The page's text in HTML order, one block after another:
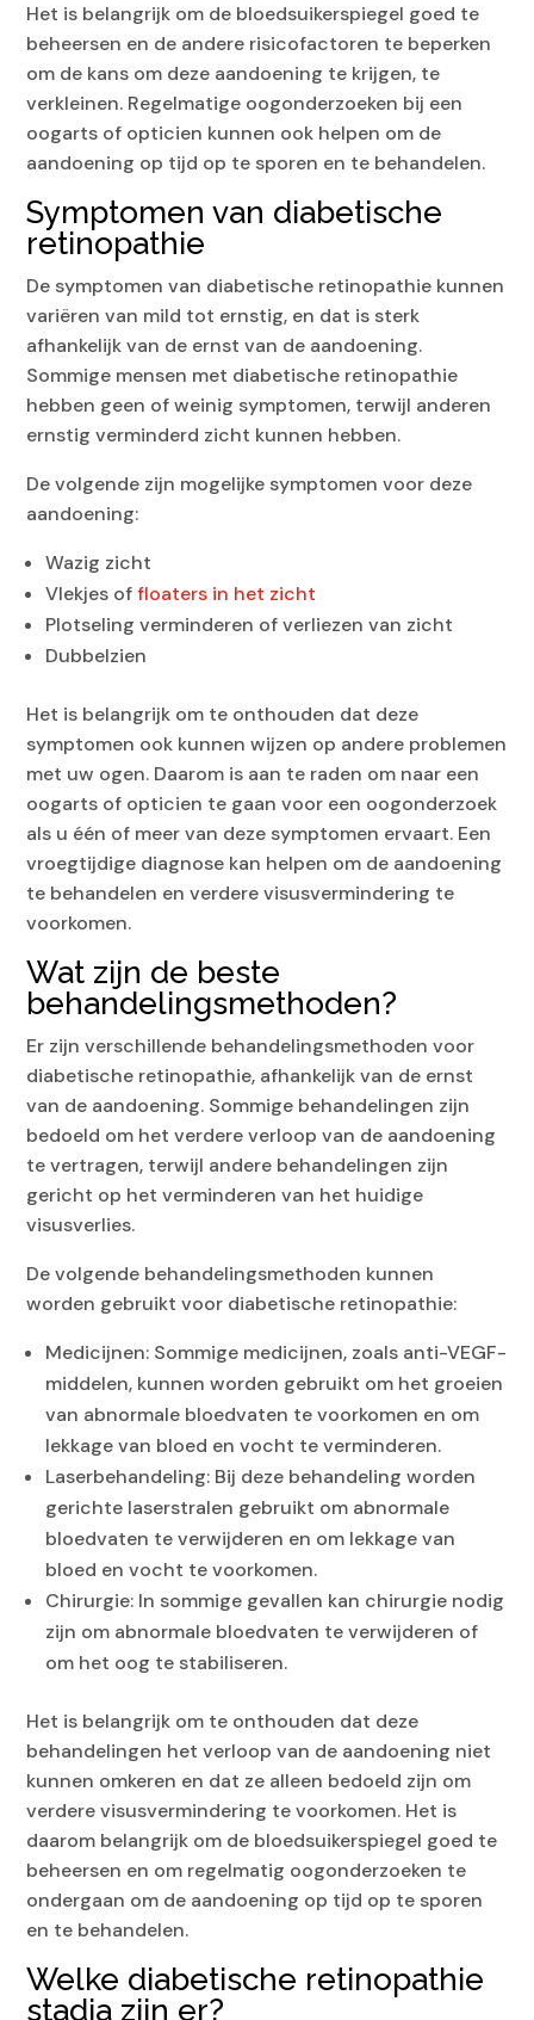
Het is belangrijk om de bloedsuikerspiegel goed te
beheersen en de andere risicofactoren te beperken
om de kans om deze aandoening te krijgen, te
verkleinen. Regelmatige oogonderzoeken bij een
oogarts of opticien kunnen ook helpen om de
aandoening op tijd op te sporen en te behandelen.
Symptomen van diabetische
retinopathie
De symptomen van diabetische retinopathie kunnen
variëren van mild tot ernstig, en dat is sterk
afhankelijk van de ernst van de aandoening.
Sommige mensen met diabetische retinopathie
hebben geen of weinig symptomen, terwijl anderen
ernstig verminderd zicht kunnen hebben.
De volgende zijn mogelijke symptomen voor deze
aandoening:
Wazig zicht
Vlekjes offloaters in het zicht
Plotseling verminderen of verliezen van zicht
Dubbelzien
Het is belangrijk om te onthouden dat deze
symptomen ook kunnen wijzen op andere problemen
met uw ogen. Daarom is aan te raden om naar een
oogarts of opticien te gaan voor een oogonderzoek
als u één of meer van deze symptomen ervaart. Een
vroegtijdige diagnose kan helpen om de aandoening
te behandelen en verdere visusvermindering te
voorkomen.
Wat zijn de beste
behandelingsmethoden?
Er zijn verschillende behandelingsmethoden voor
diabetische retinopathie, afhankelijk van de ernst
van de aandoening. Sommige behandelingen zijn
bedoeld om het verdere verloop van de aandoening
te vertragen, terwijl andere behandelingen zijn
gericht op het verminderen van het huidige
visusverlies.
De volgende behandelingsmethoden kunnen
worden gebruikt voor diabetische retinopathie:
Medicijnen: Sommige medicijnen, zoals anti-VEGF-
middelen, kunnen worden gebruikt om het groeien
van abnormale bloedvaten te voorkomen en om
lekkage van bloed en vocht te verminderen.
Laserbehandeling: Bij deze behandeling worden
gerichte laserstralen gebruikt om abnormale
bloedvaten te verwijderen en om lekkage van
bloed en vocht te voorkomen.
Chirurgie: In sommige gevallen kan chirurgie nodig
zijn om abnormale bloedvaten te verwijderen of
om het oog te stabiliseren.
Het is belangrijk om te onthouden dat deze
behandelingen het verloop van de aandoening niet
kunnen omkeren en dat ze alleen bedoeld zijn om
verdere visusvermindering te voorkomen. Het is
daarom belangrijk om de bloedsuikerspiegel goed te
beheersen en om regelmatig oogonderzoeken te
ondergaan om de aandoening op tijd op te sporen
en te behandelen.
Welke diabetische retinopathie
stadia zijn er?